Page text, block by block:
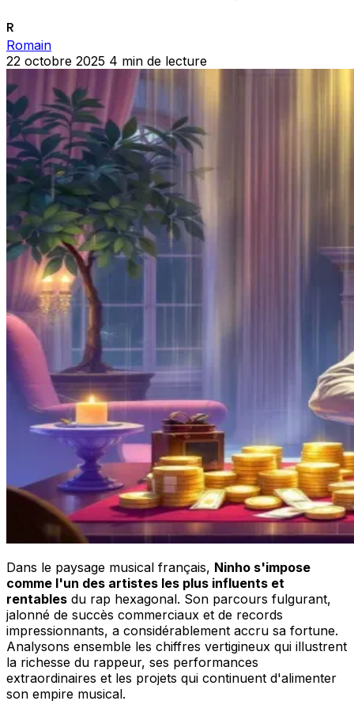
R
Romain
22 octobre 2025 4 min de lecture
Dans le paysage musical français, Ninho s'impose
comme l'un des artistes les plus influents et
rentables du rap hexagonal. Son parcours fulgurant,
jalonné de succès commerciaux et de records
impressionnants, a considérablement accru sa fortune.
Analysons ensemble les chiffres vertigineux qui illustrent
la richesse du rappeur, ses performances
extraordinaires et les projets qui continuent d'alimenter
son empire musical.